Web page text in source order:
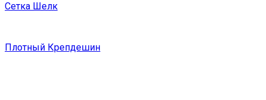
Сетка Шелк
Плотный Крепдешин